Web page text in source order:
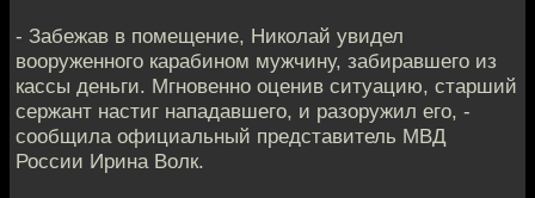
- Забежав в помещение, Николай увидел
вооруженного карабином мужчину, забиравшего из
кассы деньги. Мгновенно оценив ситуацию, старший
сержант настиг нападавшего, и разоружил его, -
сообщила официальный представитель МВД
России Ирина Волк.